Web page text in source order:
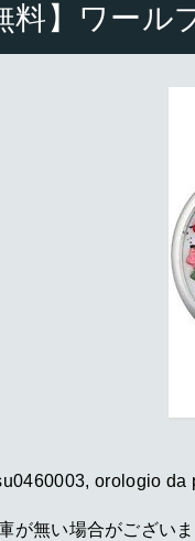
料】ワー
orologio da
が無い場合がございま